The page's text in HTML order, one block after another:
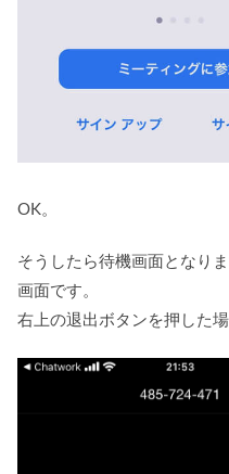
OK。
そうしたら待機画面となり
画面です。
右上の退出ボタンを押した